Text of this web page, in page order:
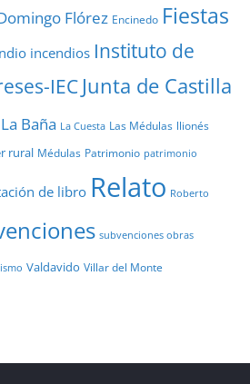
Flórez Encinedo Fiestas
incendios Instituto de
IEC Junta de Castilla
La Baña La Cuesta Las Médulas llionés
rural Médulas Patrimonio patrimonio
de libro Relato Roberto
subvenciones obras
Valdavido Villar del Monte